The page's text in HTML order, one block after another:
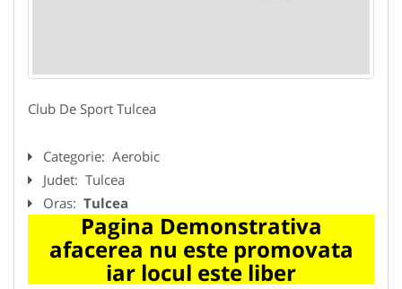
Club De Sport Tulcea
Categorie: Aerobic
Judet: Tulcea
Oras: Tulcea
Pagina Demonstrativa
afacerea nu este promovata
iar locul este liber